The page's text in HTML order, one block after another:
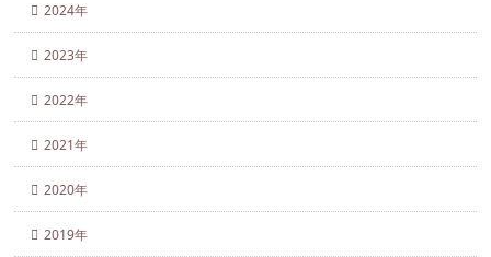
2024年
2023年
2022年
2021年
2020年
2019年